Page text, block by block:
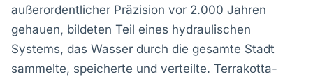
außerordentlicher Präzision vor 2.000 Jahren
gehauen, bildeten Teil eines hydraulischen
Systems, das Wasser durch die gesamte Stadt
sammelte, speicherte und verteilte. Terrakotta-